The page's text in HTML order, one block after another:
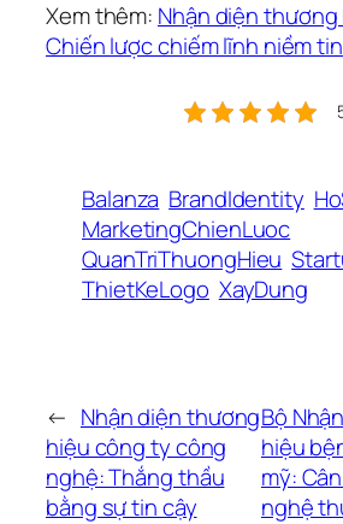
Xem thêm: Nhận diện
Chiến lược chiếm lĩnh niềm tin
Balanza BrandIdentity
MarketingChienLuoc
QuanTriThuongHieu
ThietKeLogo XayDung
← Nhận diện thương
hiệu công ty công
nghệ: Thắng thầu
bằng sự tin cậy
Bộ
hiệu
mỹ:
nghệ